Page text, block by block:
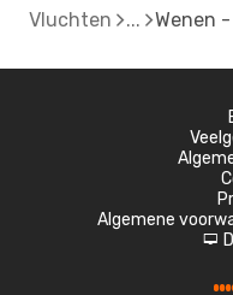
Vluchten Wenen
Algemene
d